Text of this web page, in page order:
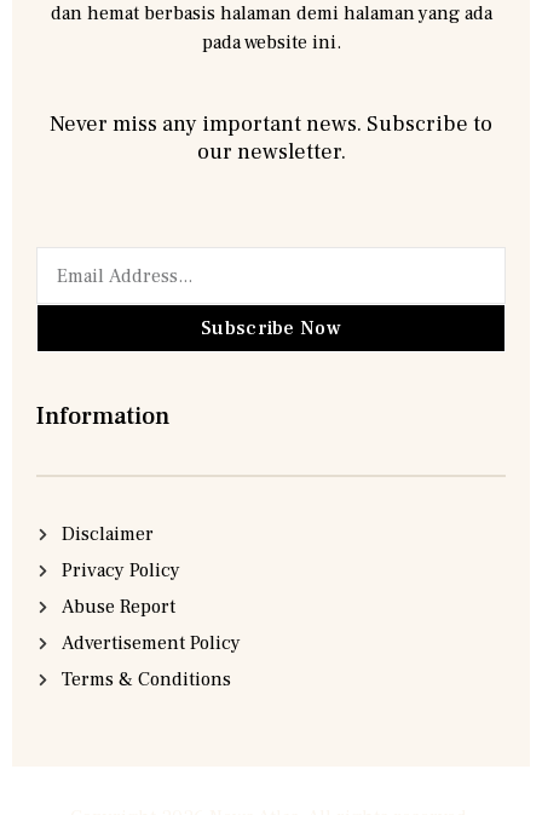
dan hemat berbasis halaman demi halaman yang ada
pada website ini.
Never miss any important news. Subscribe to
our newsletter.
Subscribe Now
Information
Disclaimer
Privacy Policy
Abuse Report
Advertisement Policy
Terms & Conditions